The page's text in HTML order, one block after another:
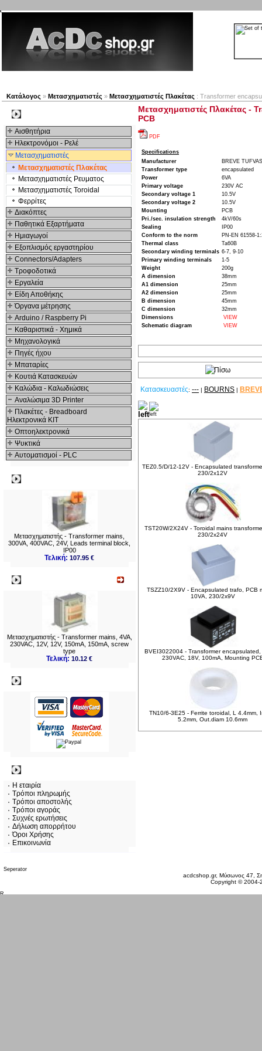
Κατάλογος » Μετασχηματιστές » Μετασχηματιστές Πλακέτας : Transformer
Αισθητήρια
Ηλεκτρονόμοι - Ρελέ
Μετασχηματιστές
Μετασχηματιστές Πλακέτας
Μετασχηματιστές Ρευματος
Μετασχηματιστές Toroidal
Φερρίτες
Διακόπτες
Παθητικά Εξαρτήματα
Hμιαγωγοί
Εξοπλισμός εργαστηρίου
Connectors/Adapters
Τροφοδοτικά
Εργαλεία
Είδη Αποθήκης
Όργανα μέτρησης
Arduino / Raspberry Pi
Καθαριστικά - Χημικά
Μηχανολογικά
Πηγές ήχου
Μπαταρίες
Κουτιά Κατασκευών
Καλώδια - Καλωδιώσεις
Αναλώσιμα 3D Printer
Πλακέτες - Breadboard
Ηλεκτρονικά ΚΙΤ
Οπτοηλεκτρονικά
Ψυκτικά
Αυτοματισμοί - PLC
Μετασχηματιστής - Transformer mains,
300VA, 400VAC, 24V, Leads terminal block,
IP00
Τελική:107.95 €
Μετασχηματιστής - Transformer mains, 4VA,
230VAC, 12V, 12V, 150mA, 150mA, screw
type
Τελική:10.12 €
Η εταιρία
Τρόποι πληρωμής
Τρόποι αποστολής
Τρόποι αγοράς
Συχνές ερωτήσεις
Δήλωση απορρήτου
Όροι Χρήσης
Επικοινωνία
Μετασχηματιστές Πλακέτας -
PCB
PDF
Specifications
Manufacturer
BREVE
Transformer type
encapsulated
Power
6VA
Primary voltage
230V AC
Secondary voltage 1
10.5V
Secondary voltage 2
10.5V
Mounting
PCB
Pri./sec. insulation strength
4kV/60s
Sealing
IP00
Conform to the norm
PN-EN 61558-
Thermal class
Ta60B
Secondary winding terminals 6-7, 9-10
Primary winding terminals
1-5
Weight
200g
A dimension
38mm
A1 dimension
25mm
A2 dimension
25mm
B dimension
45mm
C dimension
32mm
Dimensions
VIEW
Schematic diagram
VIEW
Κατασκευαστές: --- | BOURNS |
TEZ0.5/D/12-12V - Encapsulated
230/2x12V
TST20W/2X24V - Toroidal mains
230/2x24V
TSZZ10/2X9V - Encapsulated trafo, PCB
10VA, 230/2x9V
BVEI3022004 - Transformer
230VAC, 18V, 100mA, Mounting
TN10/6-3E25 - Ferrite toroidal, L 4.4mm,
5.2mm, Out.diam 10.6mm
acdcshop.gr, Μύσωνος 47,
Copyright ©